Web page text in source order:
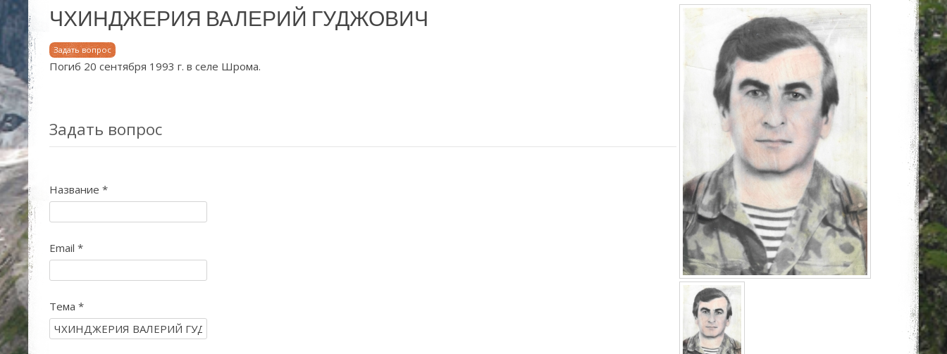
ЧХИНДЖЕРИЯ ВАЛЕРИЙ ГУДЖОВИЧ
Задать вопрос
Погиб 20 сентября 1993 г. в селе Шрома.
Задать вопрос
Название *
Email *
Тема *